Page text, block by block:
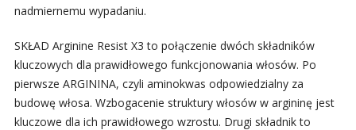
nadmiernemu wypadaniu.
SKŁAD Arginine Resist X3 to połączenie dwóch składników
kluczowych dla prawidłowego funkcjonowania włosów. Po
pierwsze ARGININA, czyli aminokwas odpowiedzialny za
budowę włosa. Wzbogacenie struktury włosów w argininę jest
kluczowe dla ich prawidłowego wzrostu. Drugi składnik to